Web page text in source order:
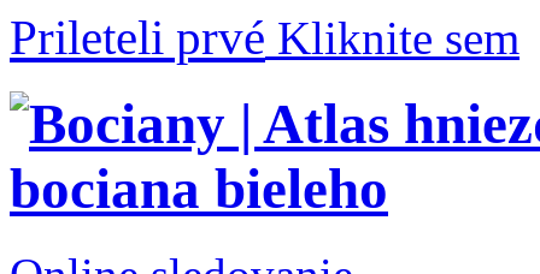
Prileteli prvé Kliknite sem